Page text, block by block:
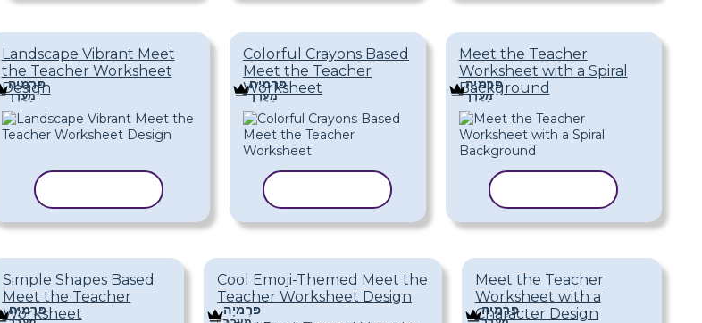
Landscape Vibrant Meet
the Teacher Worksheet
Design
פּרֶמיָה
מַעֲרָך
Colorful Crayons Based
Meet the Teacher
Worksheet
פּרֶמיָה
מַעֲרָך
Meet the Teacher
Worksheet with a Spiral
Background
פּרֶמיָה
מַעֲרָך
Simple Shapes Based
Meet the Teacher
Worksheet
פּרֶמיָה
Cool Emoji-Themed Meet the
Teacher Worksheet Design
פּרֶמיָה
Meet the Teacher
Worksheet with a
Character Design
פּרֶמיָה